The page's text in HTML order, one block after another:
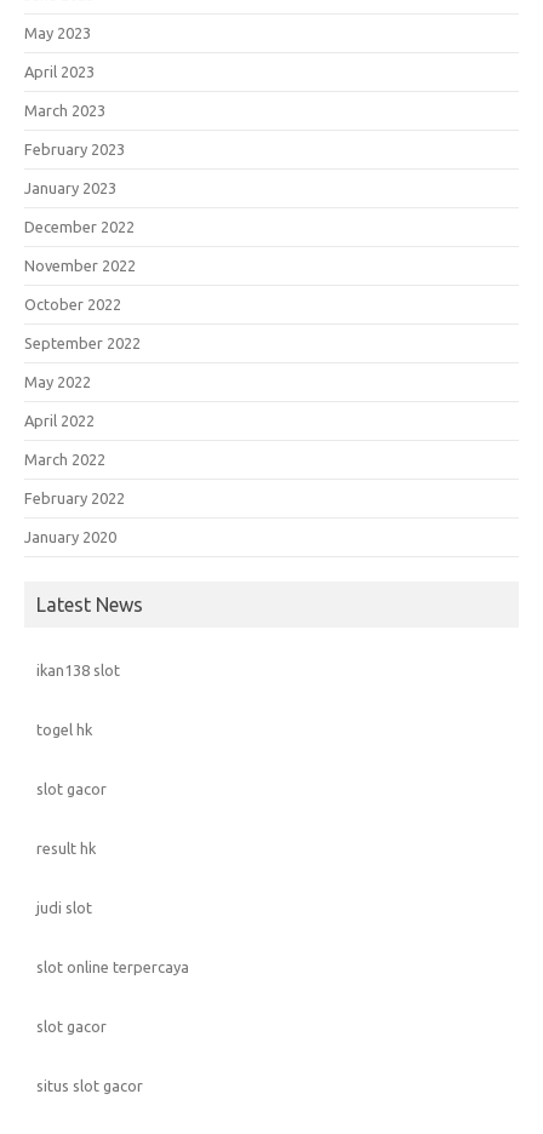
May 2023
April 2023
March 2023
February 2023
January 2023
December 2022
November 2022
October 2022
September 2022
May 2022
April 2022
March 2022
February 2022
January 2020
Latest News
ikan138 slot
togel hk
slot gacor
result hk
judi slot
slot online terpercaya
slot gacor
situs slot gacor